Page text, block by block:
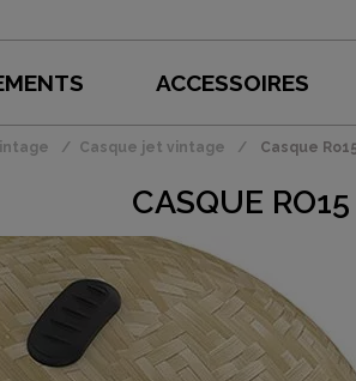
ACCESSOIRES
Casque jet vintage Casque
CASQUE